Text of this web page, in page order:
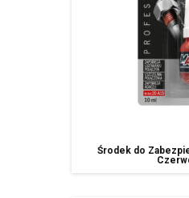
Środek do